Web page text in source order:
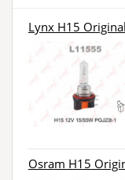
Lynx H15
Osram H15